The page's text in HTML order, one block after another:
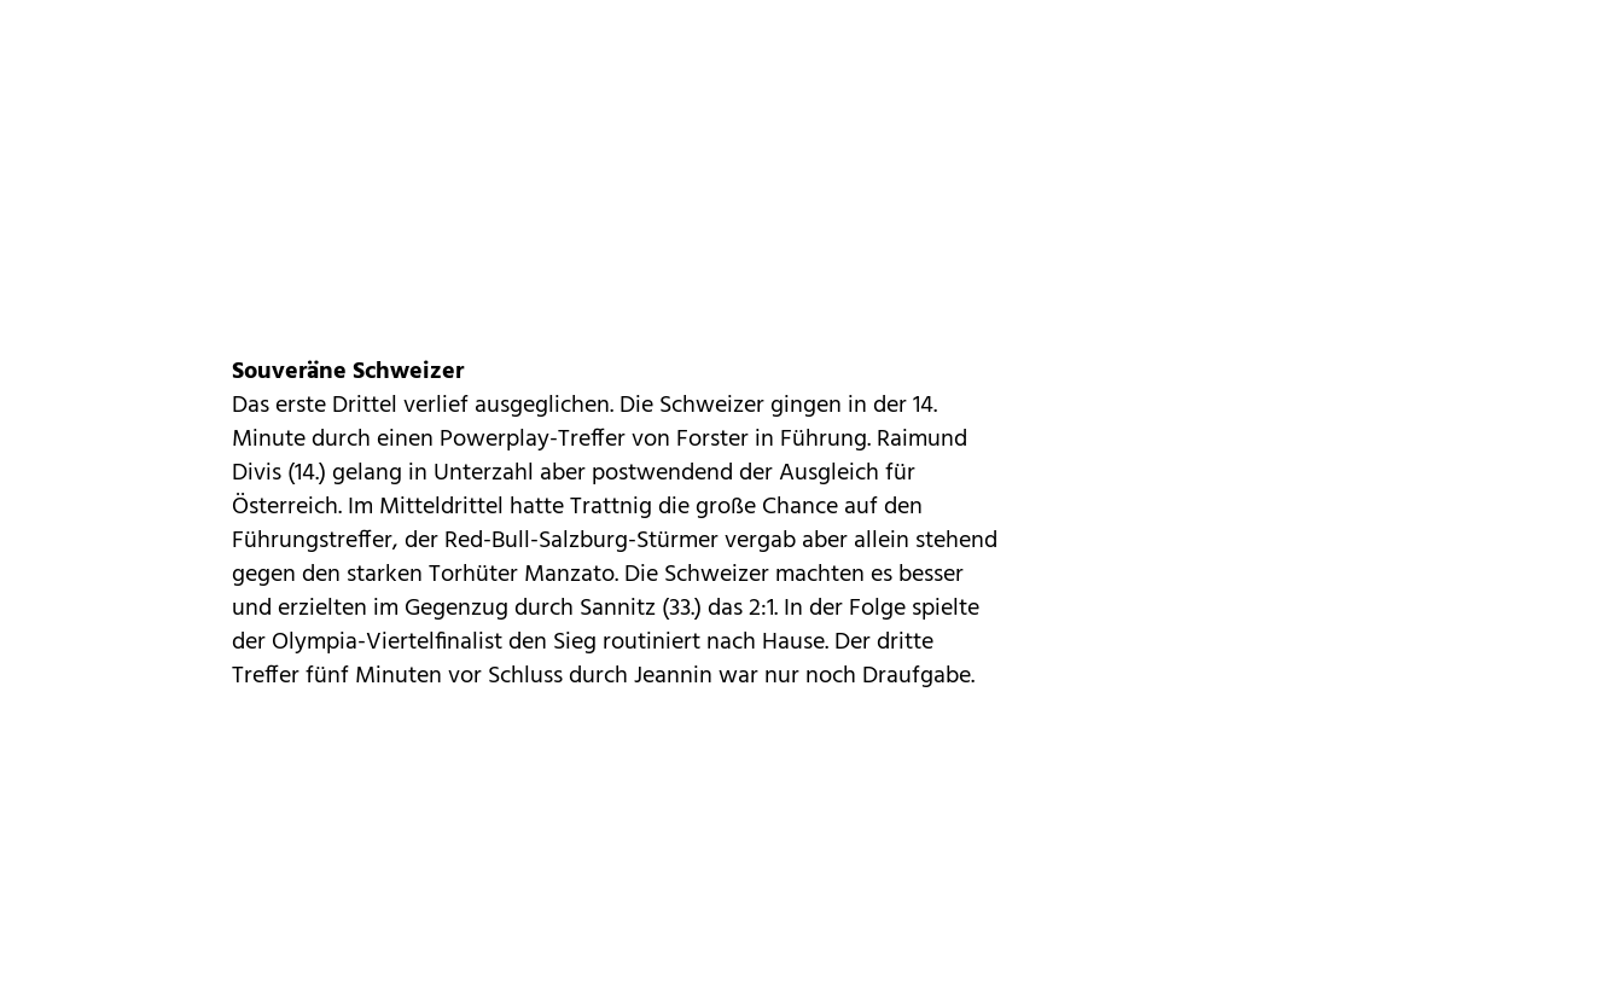
Souveräne Schweizer
Das erste Drittel verlief ausgeglichen. Die Schweizer gingen in der 14.
Minute durch einen Powerplay-Treffer von Forster in Führung. Raimund
Divis (14.) gelang in Unterzahl aber postwendend der Ausgleich für
Österreich. Im Mitteldrittel hatte Trattnig die große Chance auf den
Führungstreffer, der Red-Bull-Salzburg-Stürmer vergab aber allein stehend
gegen den starken Torhüter Manzato. Die Schweizer machten es besser
und erzielten im Gegenzug durch Sannitz (33.) das 2:1. In der Folge spielte
der Olympia-Viertelfinalist den Sieg routiniert nach Hause. Der dritte
Treffer fünf Minuten vor Schluss durch Jeannin war nur noch Draufgabe.